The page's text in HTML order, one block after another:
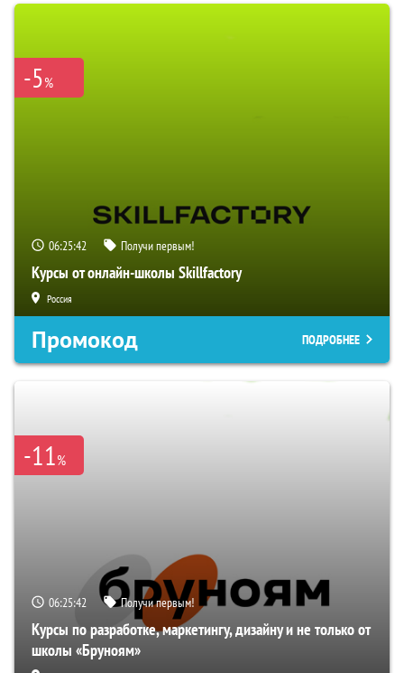
-5%
06:25:41 Получи первым!
Курсы от онлайн-школы Skillfactory
Россия
Промокод ПОДРОБНЕЕ
-11%
06:25:41 Получи первым!
Курсы по разработке, маркетингу, дизайну и не только от
школы «Бруноям»